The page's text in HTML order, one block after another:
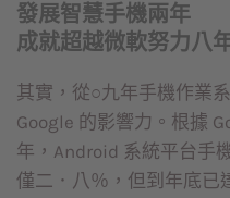
發展智慧手機兩年
成就超越微軟努力八
其實，從○九年手機作業
Google 的影響力。根據
年，Android 系統平台手
僅二．八％，但到年底已